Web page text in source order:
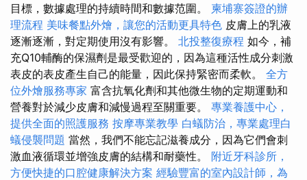
目標，數據處理的持續時間和數據范圍。 柬埔寨簽證的辦
理流程 美味餐點外燴，讓您的活動更具特色 皮膚上的乳液
逐漸逐漸，對定期使用沒有影響。 北投整復療程 如今，補
充Q10輔酶的保濕劑是最受歡迎的，因為這種活性成分刺激
表皮的表皮產生自己的能量，因此保持緊密而柔軟。 全方
位外燴服務專家 富含抗氧化劑和其他微生物的定期運動和
營養對於減少皮膚和減慢過程至關重要。 專業養護中心，
提供全面的照護服務 按摩專業教學 白蟻防治，專業處理白
蟻侵襲問題 當然，我們不能忘記滋養成分，因為它們會刺
激血液循環並增強皮膚的結構和耐藥性。 附近牙科診所，
方便快捷的口腔健康解決方案 經驗豐富的室內設計師，為